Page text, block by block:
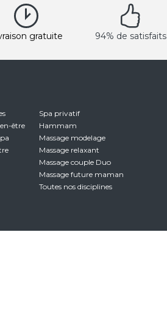
gratuite 94% de satisfaits
être
Spa privatif
Hammam
Massage modelage
Massage relaxant
Massage couple Duo
Massage future maman
Toutes nos disciplines